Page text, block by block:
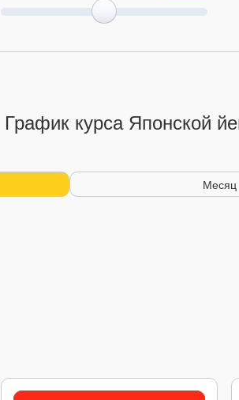
График курса Японской
Месяц